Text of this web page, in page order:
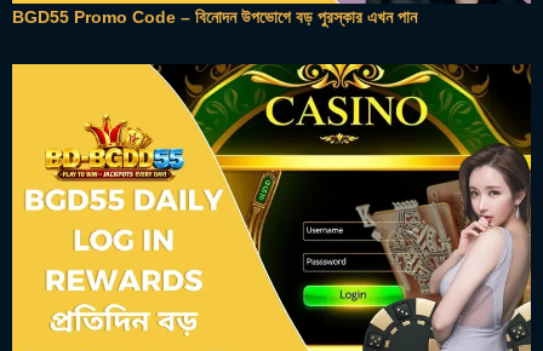
BGD55 Promo Code – বিনোদন উপভোগে বড় পুরস্কার এখন পান